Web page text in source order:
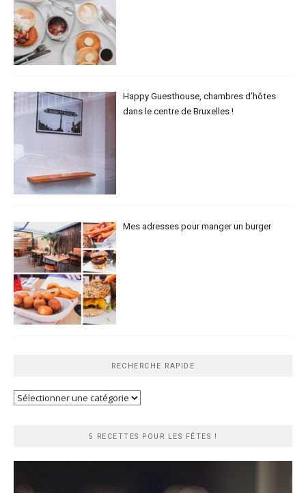
Happy Guesthouse, chambres d’hôtes
dans le centre de Bruxelles !
Mes adresses pour manger un burger
RECHERCHE RAPIDE
Recherche
5 RECETTES POUR LES FÊTES !